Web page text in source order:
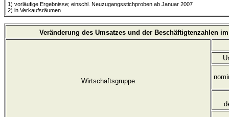
1) vorläufige Ergebnisse; einschl. Neuzugangsstichproben ab Januar 2007
2) in Verkaufsräumen
Veränderung des Umsatzes und der Beschäftigtenzahlen
Wirtschaftsgruppe